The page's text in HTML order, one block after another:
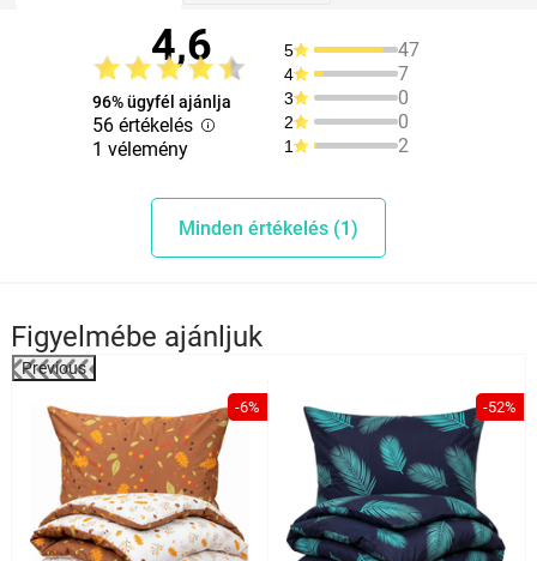
4,6
96% ügyfél ajánlja
56 értékelés
1 vélemény
5 47
4 7
3 0
2 0
1 2
Minden értékelés (1)
Figyelmébe ajánljuk
Previous
-6% -52%